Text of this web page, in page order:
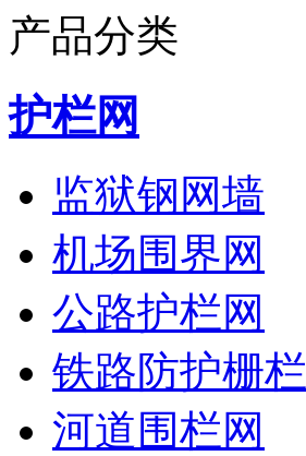
产品分类
护栏网
监狱钢网墙
机场围界网
公路护栏网
铁路防护栅栏
河道围栏网